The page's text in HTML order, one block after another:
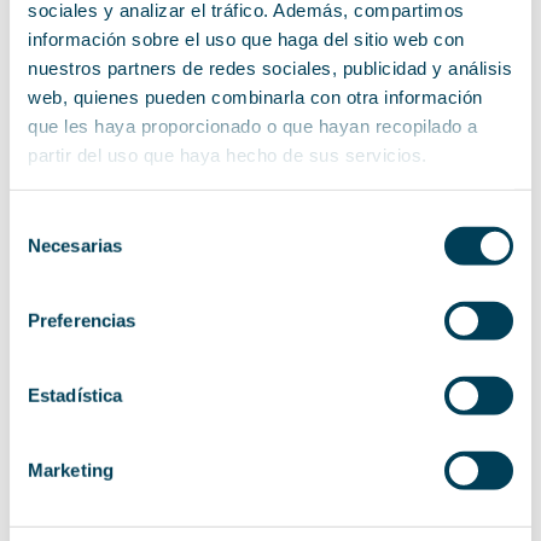
sociales y analizar el tráfico. Además, compartimos
información sobre el uso que haga del sitio web con
nuestros partners de redes sociales, publicidad y análisis
web, quienes pueden combinarla con otra información
que les haya proporcionado o que hayan recopilado a
partir del uso que haya hecho de sus servicios.
Necesarias
Preferencias
Estadística
Marketing
mínima general de 5 años en proyectos TI.
Ver Oferta
de un/a perfil de Técnico/a Preventa
especializado/a en redes y comunicaciones